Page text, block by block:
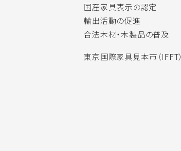
国産家具表示の認定
輸出活動の促進
合法木材・木製品の普及
東京国際家具見本市（IFFT）